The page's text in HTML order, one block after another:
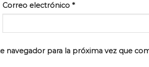
Correo electrónico *
navegador para la próxima vez que